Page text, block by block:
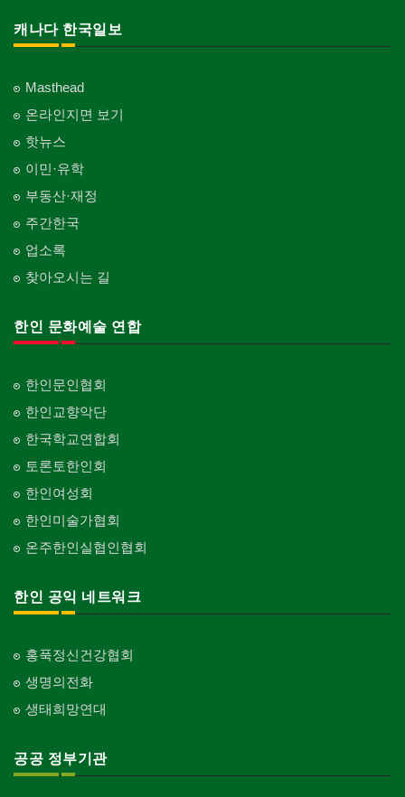
의사-기타
Multi Specialty
의사-정신과
직업소개 에이전트
Cleaning
카펫 청소
Carpet Cleaning
판촉물
gifts for events
프랜차이즈
Franchise
Piano Tuning/Sale
현금인출기
ATM
Art Gallery/Framing
행사/이벤트
Event
인벤토리
인터넷/소프트웨어 개발
Roofing
Curtain/Carpet
Wall Paper/Paint
가라지/그라지/차고
Garage Door
건축 엔지니어
Engineering
Architectural Designer
Sauna
Skin Care
화장품
Cosmetics
피트니스/헬스
Fitness
산후조리서비스
한인회
Korean Cultural Association
Newspaper/TV/Radio
한국기업 현지법인/지사
Korean Enterprises In Canada
동창회-대학교
Alumni University
동창회-중·고등학교
Alumni Middle·High School
단체-협회
단체-스포츠
Organization-Sports
단체-음악/미술
Organization-Music/Art
Organization-Buddhist
Organization-Christianity
교회-장로교회
Church-Presbyterian
Church-United
Church-7th Day Adventist
교회-씨 앤 엠에이
Church-C & MA
Church-Full Gospel
캐나다 한국일보
Masthead
온라인지면 보기
핫뉴스
이민·유학
부동산·재정
주간한국
업소록
찾아오시는 길
한인 문화예술 연합
한인문인협회
한인교향악단
한국학교연합회
토론토한인회
한인여성회
한인미술가협회
온주한인실협인협회
한인 공익 네트워크
홍푹정신건강협회
생명의전화
생태희망연대
공공 정부기관